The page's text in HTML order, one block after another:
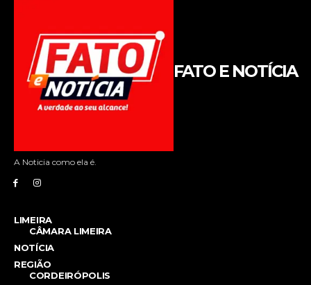
FATO E NOTÍCIA
A Noticia como ela é.
LIMEIRA
CÂMARA LIMEIRA
NOTÍCIA
REGIÃO
CORDEIRÓPOLIS